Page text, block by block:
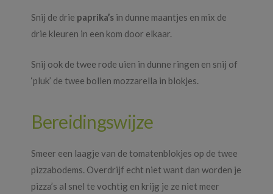
Snij de drie paprika’sin dunne maantjes en mix de
drie kleuren in een kom door elkaar.
Snij ook de twee rode uien in dunne ringen en snij of
‘pluk’ de twee bollen mozzarella in blokjes.
Bereidingswijze
Smeer een laagje van de tomatenblokjes op de twee
pizzabodems. Overdrijf echt niet want dan worden je
pizza’s al snel te vochtig en krijg je ze niet meer